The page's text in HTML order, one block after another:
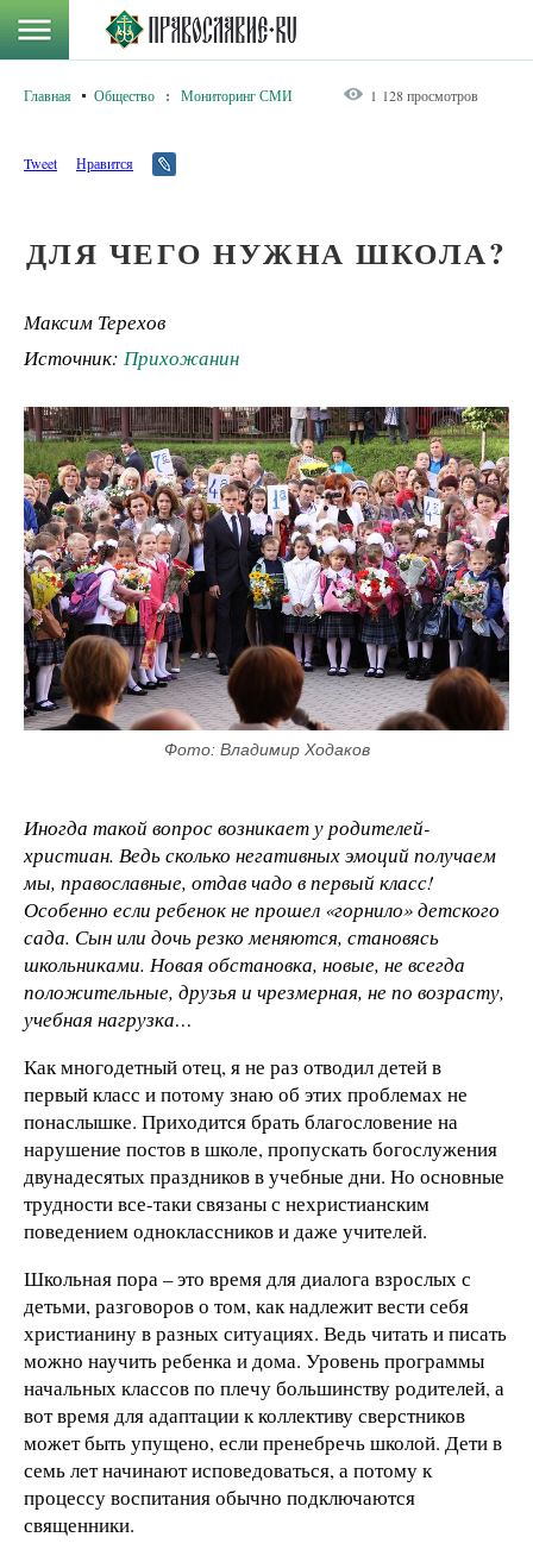
Главная Общество : Мониторинг СМИ 1 128 просмотров
Tweet Нравится
ДЛЯ ЧЕГО НУЖНА ШКОЛА?
Максим Терехов
Источник: Прихожанин
Фото: Владимир Ходаков
Иногда такой вопрос возникает у родителей-
христиан. Ведь сколько негативных эмоций получаем
мы, православные, отдав чадо в первый класс!
Особенно если ребенок не прошел «горнило» детского
сада. Сын или дочь резко меняются, становясь
школьниками. Новая обстановка, новые, не всегда
положительные, друзья и чрезмерная, не по возрасту,
учебная нагрузка…
Как многодетный отец, я не раз отводил детей в
первый класс и потому знаю об этих проблемах не
понаслышке. Приходится брать благословение на
нарушение постов в школе, пропускать богослужения
двунадесятых праздников в учебные дни. Но основные
трудности все-таки связаны с нехристианским
поведением одноклассников и даже учителей.
Школьная пора – это время для диалога взрослых с
детьми, разговоров о том, как надлежит вести себя
христианину в разных ситуациях. Ведь читать и писать
можно научить ребенка и дома. Уровень программы
начальных классов по плечу большинству родителей, а
вот время для адаптации к коллективу сверстников
может быть упущено, если пренебречь школой. Дети в
семь лет начинают исповедоваться, а потому к
процессу воспитания обычно подключаются
священники.